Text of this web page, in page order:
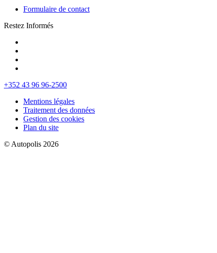
Formulaire de contact
Restez Informés
+352 43 96 96-2500
Mentions légales
Traitement des données
Gestion des cookies
Plan du site
© Autopolis 2026